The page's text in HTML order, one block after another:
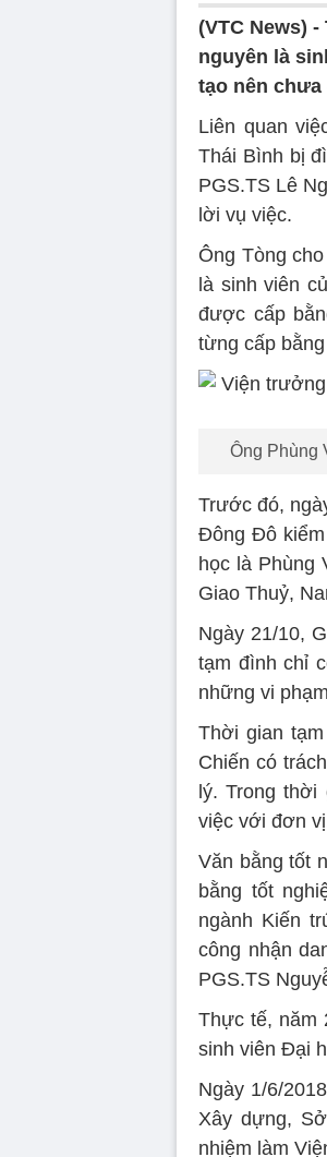
(VTC News) -
nguyên là
tạo nên
Liên quan
Thái Bình bị
PGS.TS Lê
lời vụ việc.
Ông Tòng
là sinh viên
được cấp
từng cấp
Ông Phùng
Trước đó,
Đông Đô
học là Phùng
Giao Thuỷ,
Ngày 21/10,
tạm đình chỉ
những vi
Thời gian
Chiến có
lý. Trong
việc với đơn
Văn bằng tốt
bằng tốt
ngành Kiến
công nhận
PGS.TS
Thực tế, năm
sinh viên Đại
Ngày 1/6/
Xây dựng,
nhiệm làm